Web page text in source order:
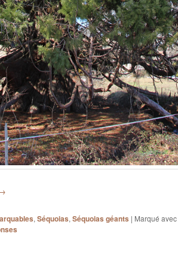
, Séquoias, Séquoias géants | Marqué avec